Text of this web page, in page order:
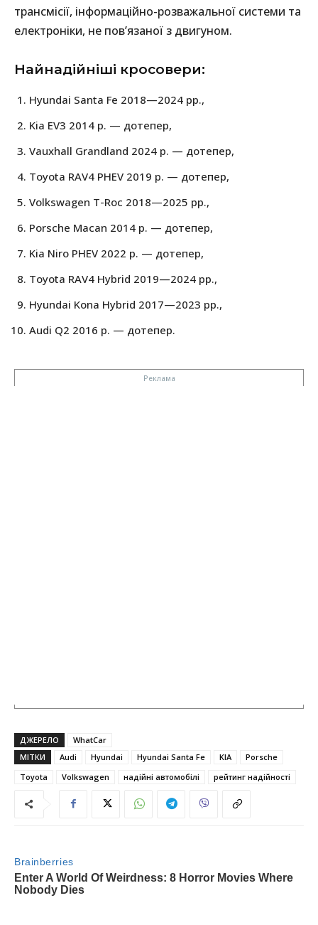
трансмісії, інформаційно-розважальної системи та
електроніки, не пов’язаної з двигуном.
Найнадійніші кросовери:
Hyundai Santa Fe 2018—2024 рр.,
Kia EV3 2014 р. — дотепер,
Vauxhall Grandland 2024 р. — дотепер,
Toyota RAV4 PHEV 2019 р. — дотепер,
Volkswagen T-Roc 2018—2025 рр.,
Porsche Macan 2014 р. — дотепер,
Kia Niro PHEV 2022 р. — дотепер,
Toyota RAV4 Hybrid 2019—2024 рр.,
Hyundai Kona Hybrid 2017—2023 рр.,
Audi Q2 2016 р. — дотепер.
ДЖЕРЕЛО
WhatCar
МІТКИ
Audi Hyundai Hyundai Santa Fe KIA
Porsche
Toyota
Volkswagen надійні автомобілі рейтинг надійності